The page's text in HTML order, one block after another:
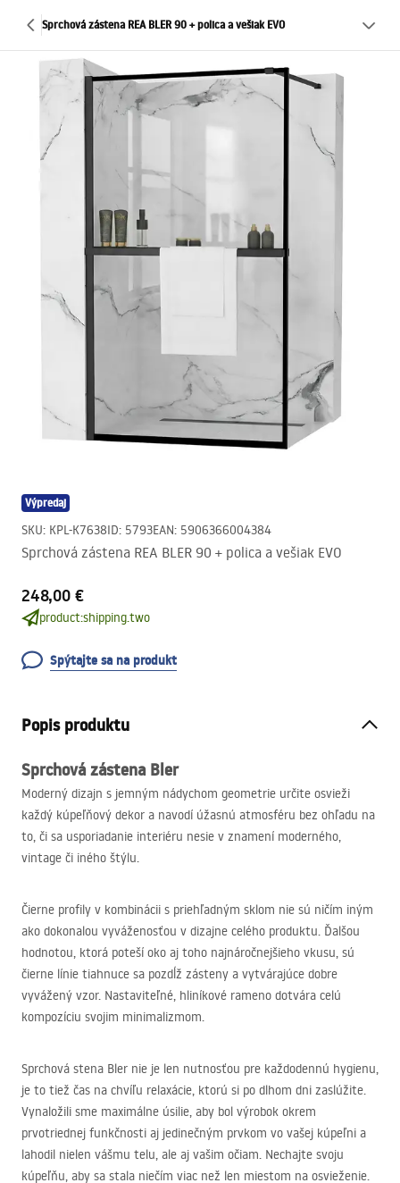
Sprchová zástena REA BLER 90 + polica a vešiak EVO
Výpredaj
SKU: KPL-K7638ID: 5793EAN: 5906366004384
Sprchová zástena REA BLER 90 + polica a vešiak EVO
248,00 €
product:shipping.two
Spýtajte sa na produkt
Popis produktu
Sprchová zástena Bler
Moderný dizajn s jemným nádychom geometrie určite osvieži
každý kúpeľňový dekor a navodí úžasnú atmosféru bez ohľadu na
to, či sa usporiadanie interiéru nesie v znamení moderného, ​​
vintage či iného štýlu.
Čierne profily v kombinácii s priehľadným sklom nie sú ničím iným
ako dokonalou vyváženosťou v dizajne celého produktu. Ďalšou
hodnotou, ktorá poteší oko aj toho najnáročnejšieho vkusu, sú
čierne línie tiahnuce sa pozdĺž zásteny a vytvárajúce dobre
vyvážený vzor. Nastaviteľné, hliníkové rameno dotvára celú
kompozíciu svojim minimalizmom.
Sprchová stena Bler nie je len nutnosťou pre každodennú hygienu,
je to tiež čas na chvíľu relaxácie, ktorú si po dlhom dni zaslúžite.
Vynaložili sme maximálne úsilie, aby bol výrobok okrem
prvotriednej funkčnosti aj jedinečným prvkom vo vašej kúpeľni a
lahodil nielen vášmu telu, ale aj vašim očiam. Nechajte svoju
kúpeľňu, aby sa stala niečím viac než len miestom na osvieženie.